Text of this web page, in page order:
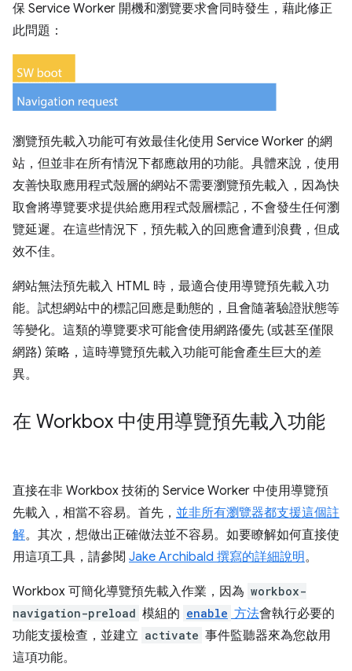
保 Service Worker 開機和瀏覽要求會同時發生，藉此修正
此問題：
瀏覽預先載入功能可有效最佳化使用 Service Worker 的網
站，但並非在所有情況下都應啟用的功能。具體來說，使用
友善快取應用程式殼層的網站不需要瀏覽預先載入，因為快
取會將導覽要求提供給應用程式殼層標記，不會發生任何瀏
覽延遲。在這些情況下，預先載入的回應會遭到浪費，但成
效不佳。
網站無法預先載入 HTML 時，最適合使用導覽預先載入功
能。試想網站中的標記回應是動態的，且會隨著驗證狀態等
等變化。這類的導覽要求可能會使用網路優先 (或甚至僅限
網路) 策略，這時導覽預先載入功能可能會產生巨大的差
異。
在 Workbox 中使用導覽預先載入功能
直接在非 Workbox 技術的 Service Worker 中使用導覽預
先載入，相當不容易。首先， 並非所有瀏覽器都支援這個註
解。其次，想做出正確做法並不容易。如要瞭解如何直接使
用這項工具，請參閱 Jake Archibald 撰寫的詳細說明。
Workbox 可簡化導覽預先載入作業，因為 workbox-
navigation-preload 模組的 enable 方法會執行必要的
功能支援檢查，並建立 activate 事件監聽器來為您啟用
這項功能。